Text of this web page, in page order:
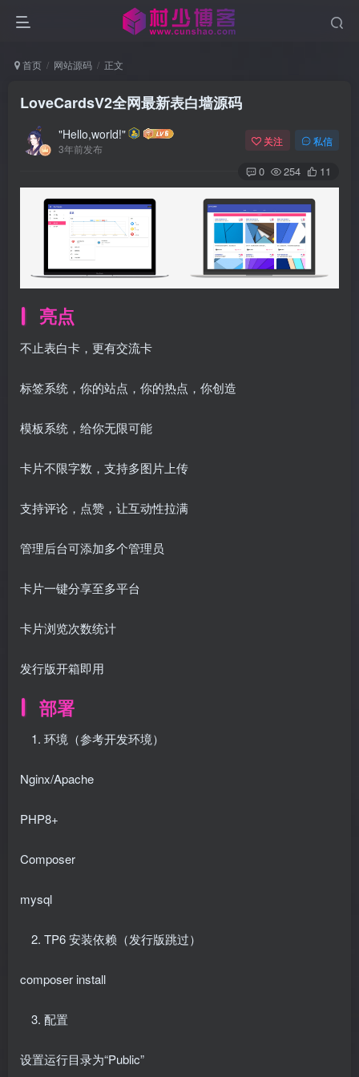
首页 网站源码 正文
LoveCardsV2全网最新表白墙源码
"Hello,world!"
3年前发布
关注 私信
0 254 11
亮点
不止表白卡，更有交流卡
标签系统，你的站点，你的热点，你创造
模板系统，给你无限可能
卡片不限字数，支持多图片上传
支持评论，点赞，让互动性拉满
管理后台可添加多个管理员
卡片一键分享至多平台
卡片浏览次数统计
发行版开箱即用
部署
环境（参考开发环境）
Nginx/Apache
PHP8+
Composer
mysql
TP6 安装依赖（发行版跳过）
composer install
配置
设置运行目录为“Public”